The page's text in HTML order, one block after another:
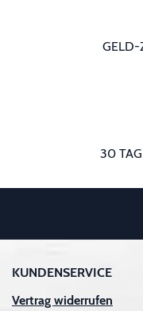
GELD-
30
KUNDENSERVICE
Vertrag widerrufen